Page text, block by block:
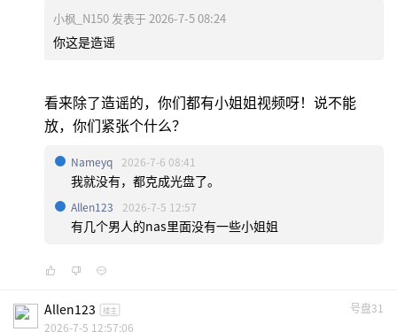
小枫_N150 发表于 2026-7-5 08:24
你这是造谣
看来除了造谣的，你们都有小姐姐视频呀！说不能
放，你们紧张个什么？
Nameyq 2026-7-6 08:41
我就没有，都克成光盘了。
Allen123 2026-7-5 12:57
有几个男人的nas里面没有一些小姐姐
号盘31
Allen123 楼主
2026-7-5 12:57:06